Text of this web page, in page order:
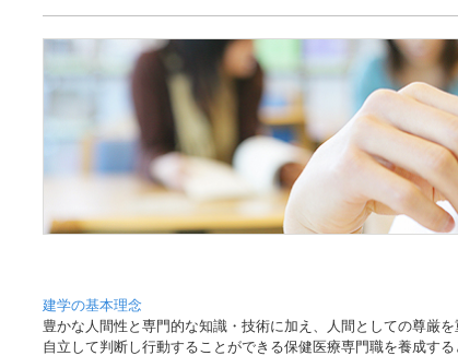
建学の基本理念
豊かな人間性と専門的な知識・技術に加え、人間としての尊厳
自立して判断し行動することができる保健医療専門職を養成す